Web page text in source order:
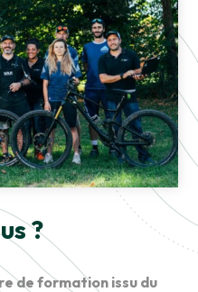
?
de formation issu du